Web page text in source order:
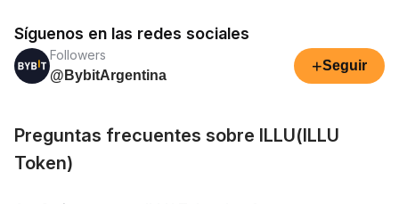
Síguenos en las redes sociales
Followers
@BybitArgentina
+Seguir
Preguntas frecuentes sobre ILLU(ILLU
Token)